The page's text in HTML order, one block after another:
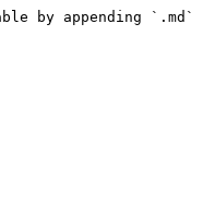
by appending `.md`